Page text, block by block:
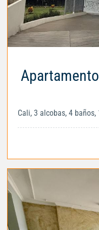
Cali, 3 alcobas, 4 baños,